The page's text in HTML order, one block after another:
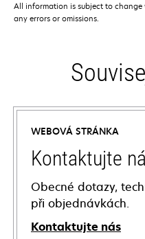
All information is subject to
any errors or omissions.
WEBOVÁ STRÁNKA
Kontaktujte
Obecné dotazy,
při objednávkách.
Kontaktujte nás